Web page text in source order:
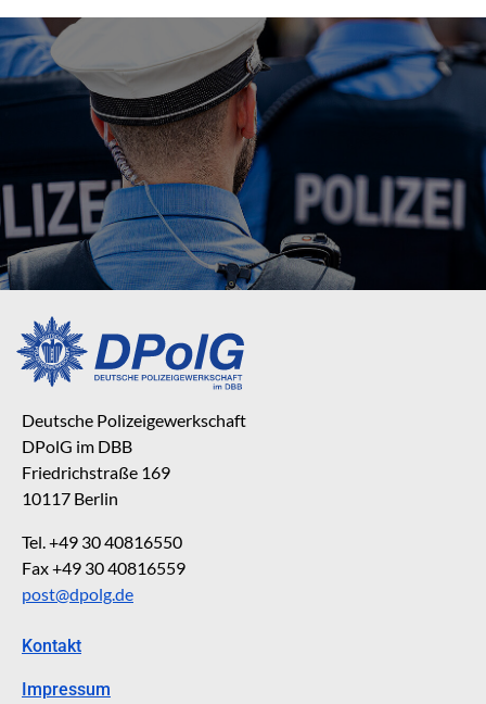
Deutsche Polizeigewerkschaft
DPolG im DBB
Friedrichstraße 169
10117 Berlin
Tel. +49 30 40816550
Fax +49 30 40816559
post@dpolg.de
Kontakt
Impressum